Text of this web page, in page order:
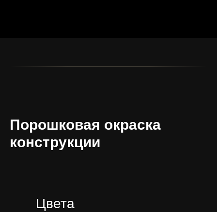
Порошковая окраска
конструкции
Цвета